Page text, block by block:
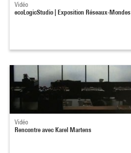
Vidéo
ecoLogicStudio | Exposition Réseaux-Mondes
Vidéo
Rencontre avec Karel Martens